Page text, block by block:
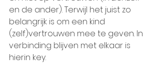
en de ander). Terwijl het juist zo
belangrijk is om een kind
(zelf)vertrouwen mee te geven. In
verbinding blijven met elkaar is
hierin key.